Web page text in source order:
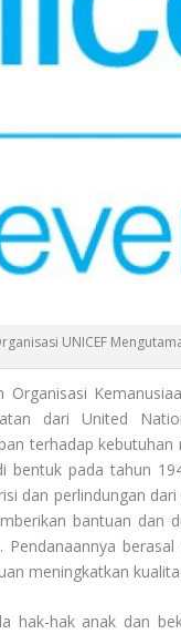
UNICEF
Organisasi
dari United
terhadap
bentuk pada tahun
dan perlindungan
bantuan dan
meningkatkan
hak-hak anak dan